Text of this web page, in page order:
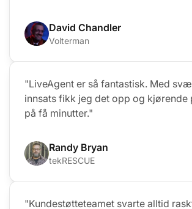
David Chandler
Volterman
"LiveAgent er så fantastisk. Med
innsats fikk jeg det opp og
på få minutter."
Randy Bryan
tekRESCUE
"Kundestøtteteamet svarte alltid